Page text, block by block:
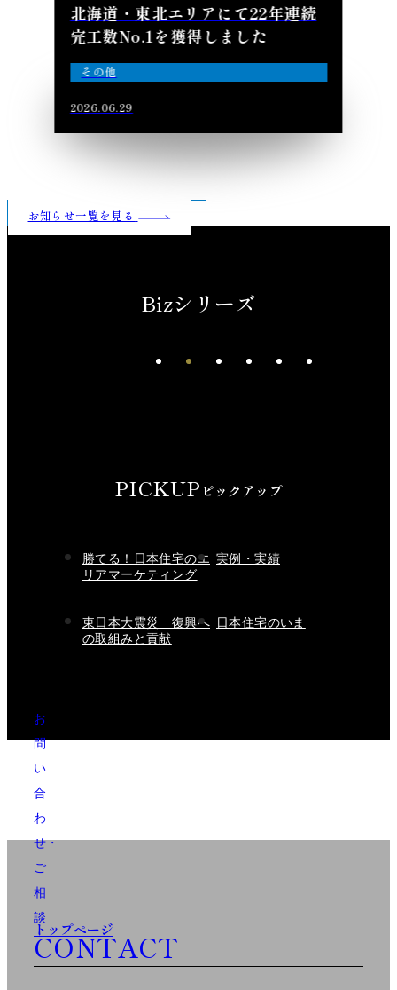
北海道・東北エリアにて22年連続
完工数No.1を獲得しました
その他
2026.06.29
お知らせ一覧を見る
Bizシリーズ
先進、洗練、深化した上質
PICKUP ピックアップ
勝てる！日本住宅のエ
リアマーケティング
実例・実績
東日本大震災 復興へ
の取組みと貢献
日本住宅のいま
お
問
い
合
わ
せ・
ご
相
談
CONTACT
トップページ